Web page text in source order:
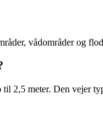
vådområder og
2,5 meter. Den vejer